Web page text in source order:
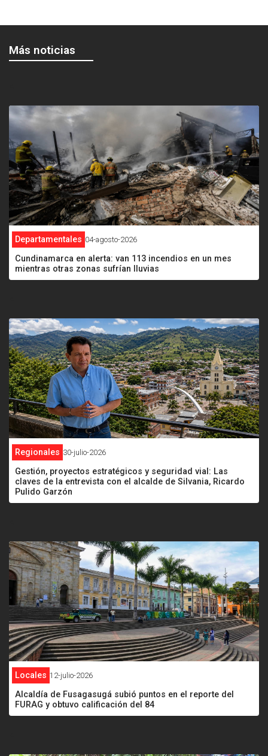
Más noticias
Departamentales 04-agosto-2026
Cundinamarca en alerta: van 113 incendios en un mes
mientras otras zonas sufrían lluvias
Regionales 30-julio-2026
Gestión, proyectos estratégicos y seguridad vial: Las
claves de la entrevista con el alcalde de Silvania, Ricardo
Pulido Garzón
Locales 12-julio-2026
Alcaldía de Fusagasugá subió puntos en el reporte del
FURAG y obtuvo calificación del 84